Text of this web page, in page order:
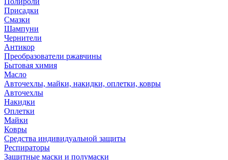
Присадки
Смазки
Шампуни
Чернители
Антикор
Преобразователи ржавчины
Бытовая химия
Масло
Авточехлы, майки, накидки, оплетки, ковры
Авточехлы
Накидки
Оплетки
Майки
Ковры
Средства индивидуальной защиты
Респираторы
Защитные маски и полумаски